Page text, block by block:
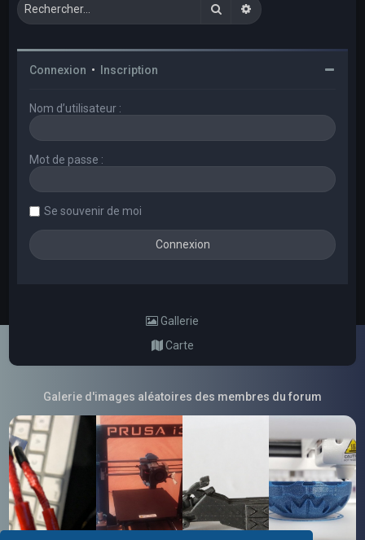
RechercherRecherche avancée
Connexion • Inscription
Nom d’utilisateur :
Mot de passe :
Se souvenir de moi
Gallerie
Carte
Galerie d'images aléatoires des membres du forum